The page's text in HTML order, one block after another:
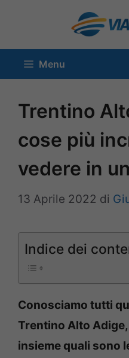
contenuto
Menu
Trentino
cose più
vedere in
13 Aprile 2022 di
Indice dei
Conosciamo tutti
Trentino Alto
insieme quali sono